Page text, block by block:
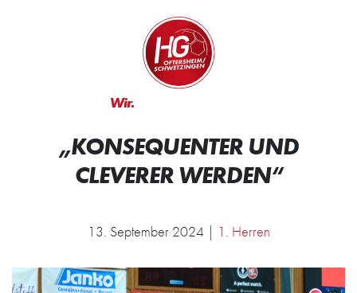
Zur Startseite
Wir.
„KONSEQUENTER UND
CLEVERER WERDEN“
13. September 2024 | 1. Herren